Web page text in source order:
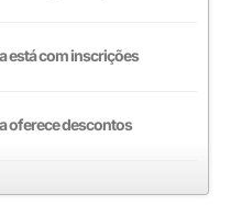
está com inscrições
oferece descontos